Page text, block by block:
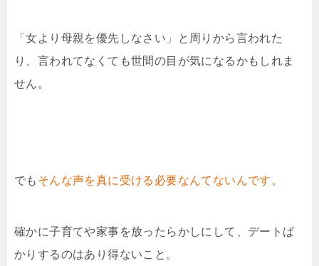
「女より母親を優先しなさい」と周りから言われた
り、言われてなくても世間の目が気になるかもしれま
せん。
でも そんな声を真に受ける必要なんてないんです。
確かに子育てや家事を放ったらかしにして、デートば
かりするのはあり得ないこと。